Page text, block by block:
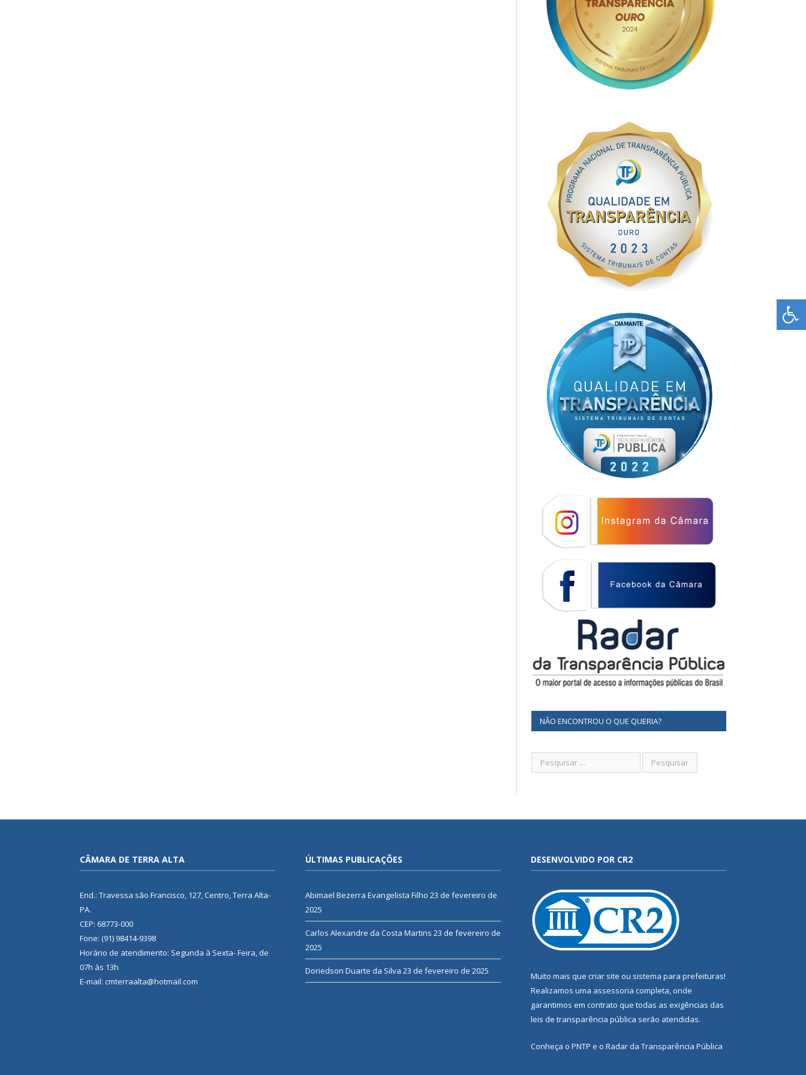
NÃO ENCONTROU O QUE QUERIA?
CÂMARA DE TERRA ALTA
End.: Travessa são Francisco, 127, Centro, Terra Alta-
PA.
CEP: 68773-000
Fone: (91) 98414-9398
Horário de atendimento: Segunda à Sexta- Feira, de
07h às 13h
E-mail: cmterraalta@hotmail.com
ÚLTIMAS PUBLICAÇÕES
Abimael Bezerra Evangelista Filho 23 de fevereiro de
2025
Carlos Alexandre da Costa Martins 23 de fevereiro de
2025
Doriedson Duarte da Silva 23 de fevereiro de 2025
DESENVOLVIDO POR CR2
Muito mais que criar site ou sistema para prefeituras!
Realizamos uma assessoria completa, onde
garantimos em contrato que todas as exigências das
leis de transparência pública serão atendidas.
Conheça o PNTP e o Radar da Transparência Pública